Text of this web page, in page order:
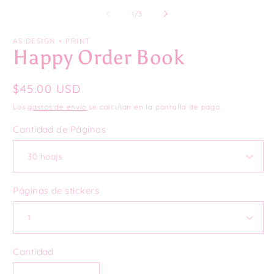
ventana
modal
1 /de
3
AS DESIGN + PRINT
Happy Order Book
Precio
habitual
$45.00 USD
Losgastos de envío se calculan en la pantalla de pago.
Cantidad de Páginas
Páginas de stickers
Cantidad